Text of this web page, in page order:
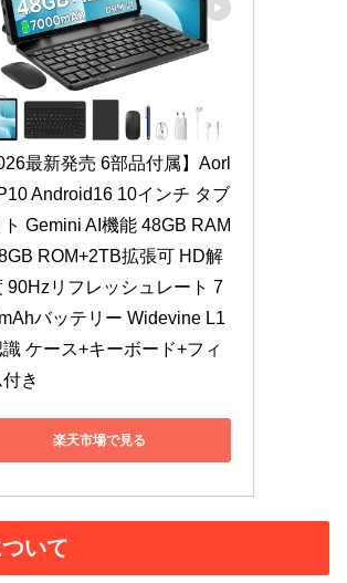
最新発売 6部品付属】Aorl
Android16 10インチ タブ
ト Gemini AI機能 48GB RAM
ROM+2TB拡張可 HD解
90Hzリフレッシュレート 7
バッテリー Widevine L1
識 ケース+キーボード+フィ
き
楽天市場で見る
いて